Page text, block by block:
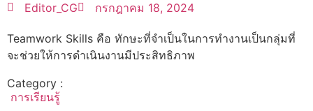
Editor_CG
กรกฎาคม 18, 2024
Teamwork Skills คือ ทักษะที่จำเป็นในการทำงานเป็นกลุ่มที่
จะช่วยให้การดำเนินงานมีประสิทธิภาพ
Category :
การเรียนรู้